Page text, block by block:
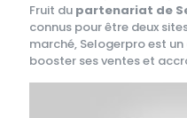
Fruit du partenariat de
connus pour être deux
marché, Selogerpro est
booster ses ventes et